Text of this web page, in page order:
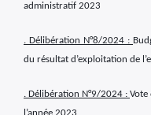
administratif 2023
. Délibération N°8/2024 :
du résultat d’exploitation de
. Délibération N°9/2024 : Vote